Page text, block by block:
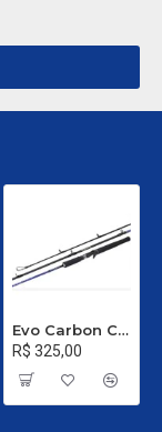
Evo Carbon C 661 XH - 40 a 80 Libras
R$ 325,00